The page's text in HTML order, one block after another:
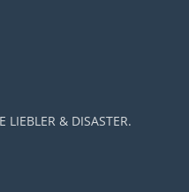
& DISASTER.